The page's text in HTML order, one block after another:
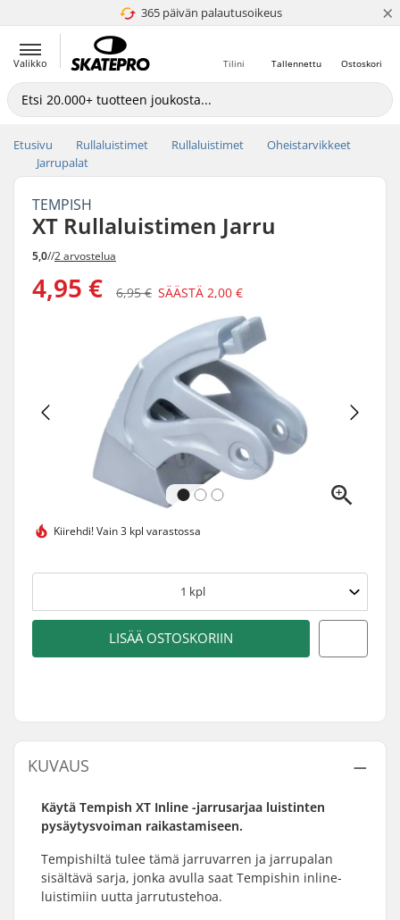
365 päivän palautusoikeus
4.8 / 5 ×
Valikko Ostoskori
Tallennettu
Tilini
Etusivu Rullaluistimet Rullaluistimet
Oheistarvikkeet
Jarrupalat
TEMPISH
XT Rullaluistimen Jarru
5,0//2 arvostelua
4,95 € 6,95 € SÄÄSTÄ 2,00 €
Kiirehdi!Vain 3 kpl varastossa
1 kpl
LISÄÄ OSTOSKORIIN
KUVAUS
Käytä Tempish XT Inline -jarrusarjaa luistinten
pysäytysvoiman raikastamiseen.
Tempishiltä tulee tämä jarruvarren ja jarrupalan
sisältävä sarja, jonka avulla saat Tempishin inline-
luistimiin uutta jarrutustehoa.